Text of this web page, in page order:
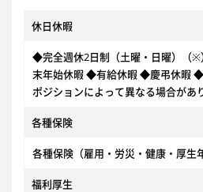
休日休暇
◆完全週休2日制（土曜・日曜）
末年始休暇 ◆有給休暇 ◆慶弔休暇
ポジションによって異なる場合があ
各種保険
各種保険（雇用・労災・健康・厚生
福利厚生